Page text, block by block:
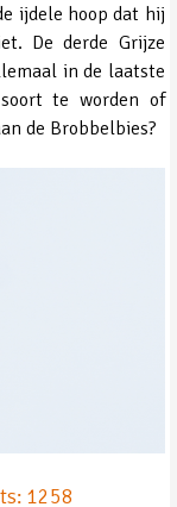
ijdele hoop dat hij
De derde Grijze
in de laatste
te worden of
de Brobbelbies?
1258